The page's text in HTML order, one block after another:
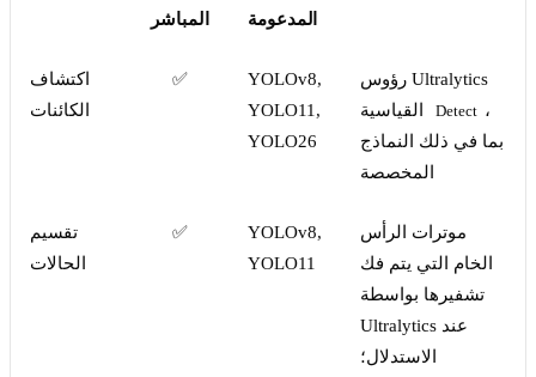
المباشر
المدعومة
اكتشاف
الكائنات
✅
YOLOv8,
YOLO11,
YOLO26
رؤوس Ultralytics
Detect ،
بما في ذلك النماذج
المخصصة
تقسيم
الحالات
✅
YOLOv8,
YOLO11
موترات الرأس
الخام التي يتم فك
تشفيرها بواسطة
Ultralytics عند
الاستدلال؛